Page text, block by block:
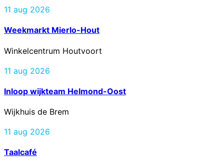
11 aug 2026
Weekmarkt Mierlo-Hout
Winkelcentrum Houtvoort
11 aug 2026
Inloop wijkteam Helmond-Oost
Wijkhuis de Brem
11 aug 2026
Taalcafé